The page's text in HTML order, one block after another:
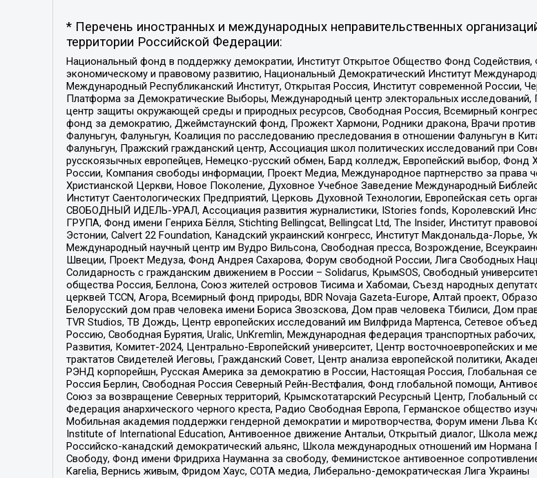
* Перечень иностранных и международных неправительственных
территории Российской Федерации:
Национальный фонд в поддержку демократии, Институт Открытое Общество Фонд
экономическому и правовому развитию, Национальный Демократический Институт
Международный Республиканский Институт, Открытая Россия, Институт современной России,
Платформа за Демократические Выборы, Международный центр электоральных
центр защиты окружающей среды и природных ресурсов, Свободная Россия, Всемирный
фонд за демократию, Джеймстаунский фонд, Прожект Хармони, Родники дракона, Врачи
Фалуньгун, Фалуньгун, Коалиция по расследованию преследования в отношении Фалуньгун в
Фалуньгун, Пражский гражданский центр, Ассоциация школ политических исследований при
русскоязычных европейцев, Немецко-русский обмен, Бард колледж, Европейский выбор,
России, Компания свободы информации, Проект Медиа, Международное партнерство за права
Христианской Церкви, Новое Поколение, Духовное Учебное Заведение Международный
Институт Саентологических Предприятий, Церковь Духовной Технологии, Европейская сеть
СВОБОДНЫЙ ИДЕЛЬ-УРАЛ, Ассоциация развития журналистики, IStories fonds, Королевский
ГРУПА, Фонд имени Генриха Бёлля, Stichting Bellingcat, Bellingcat Ltd, The Insider, Институт
Эстонии, Calvert 22 Foundation, Канадский украинский конгресс, Институт Макдональда-
Международный научный центр им Вудро Вильсона, Свободная пресса, Возрождение,
Швеции, Проект Медуза, Фонд Андрея Сахарова, Форум свободной России, Лига Свободных
Солидарность с гражданским движением в России – Solidarus, КрымSOS, Свободный
общества Россия, Беллона, Союз жителей островов Тисима и Хабомаи, Съезд народных
церквей TCCN, Агора, Всемирный фонд природы, BDR Novaja Gazeta-Europe, Алтай проект,
Белорусский дом прав человека имени Бориса Звозскова, Дом прав человека Тбилиси, Дом
TVR Studios, ТВ Дождь, Центр европейских исследований им Вилфрида Мартенса, Сетевое
Россию, Свободная Бурятия, Uralic, UnKremlin, Международная федерация транспортных
Развития, Комитет-2024, Центрально-Европейский университет, Центр восточноевропейских
трактатов Свидетелей Иеговы, Гражданский Совет, Центр анализа европейской политики,
РЭНД корпорейшн, Русская Америка за демократию в России, Настоящая Россия, Глобальная
Россия Берлин, Свободная Россия Северный Рейн-Вестфалия, Фонд глобальной помощи,
Союз за возвращение Северных территорий, Крымскотатарский Ресурсный Центр, Глобальный
Федерация анархического черного креста, Радио Свободная Европа, Германское общество
Мобильная академия поддержки гендерной демократии и миротворчества, Форум имени Льва
Institute of International Education, Антивоенное движение Антальи, Открытый диалог, Школа
Российско-канадский демократический альянс, Школа международных отношений им
Свободу, Фонд имени Фридриха Науманна за свободу, Феминистское антивоенное
Karelia, Вернись живым, Фридом Хаус, СОТА медиа, Либерально-демократическая Лига Украины